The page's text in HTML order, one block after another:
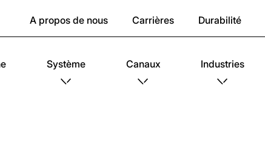
A propos de nous Carrières Durabilité
Système Canaux Industries